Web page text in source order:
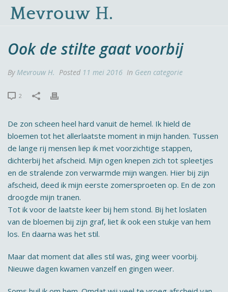
Ook de stilte gaat voorbij
ByMevrouw H. Posted 11 mei 2016 In Geen categorie
2
De zon scheen heel hard vanuit de hemel. Ik hield de
bloemen tot het allerlaatste moment in mijn handen. Tussen
de lange rij mensen liep ik met voorzichtige stappen,
dichterbij het afscheid. Mijn ogen knepen zich tot spleetjes
en de stralende zon verwarmde mijn wangen. Hier bij zijn
afscheid, deed ik mijn eerste zomersproeten op. En de zon
droogde mijn tranen.
Tot ik voor de laatste keer bij hem stond. Bij het loslaten
van de bloemen bij zijn graf, liet ik ook een stukje van hem
los. En daarna was het stil.
Maar dat moment dat alles stil was, ging weer voorbij.
Nieuwe dagen kwamen vanzelf en gingen weer.